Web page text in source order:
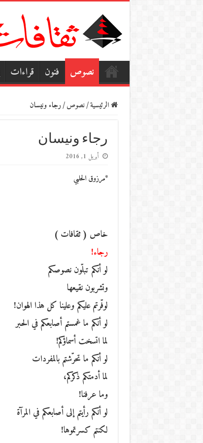
نصوص فنون قراءات
الرئيسية/نصوص/رجاء ونيسان
رجاء ونيسان
أبريل 1, 2016
*مرزوق الحلبي
خاص ( ثقافات )
رجاء!
لو أنكم تبلّون نصوصكم
وتشربون نقيعها
لوفّرتم عليكم وعلينا كل هذا الهوان!
لو أنكم ما غمستم أصابعكم في الحبر
لما اتسخت أسماؤكم!
لو أنكم ما تحرّشتم بالمفردات
لما أدمتكم ذكركم،
وما عرفنا!
لو أنكم رأيتم إلى أصابعكم في المرآة
لكنتم كسرتموها!